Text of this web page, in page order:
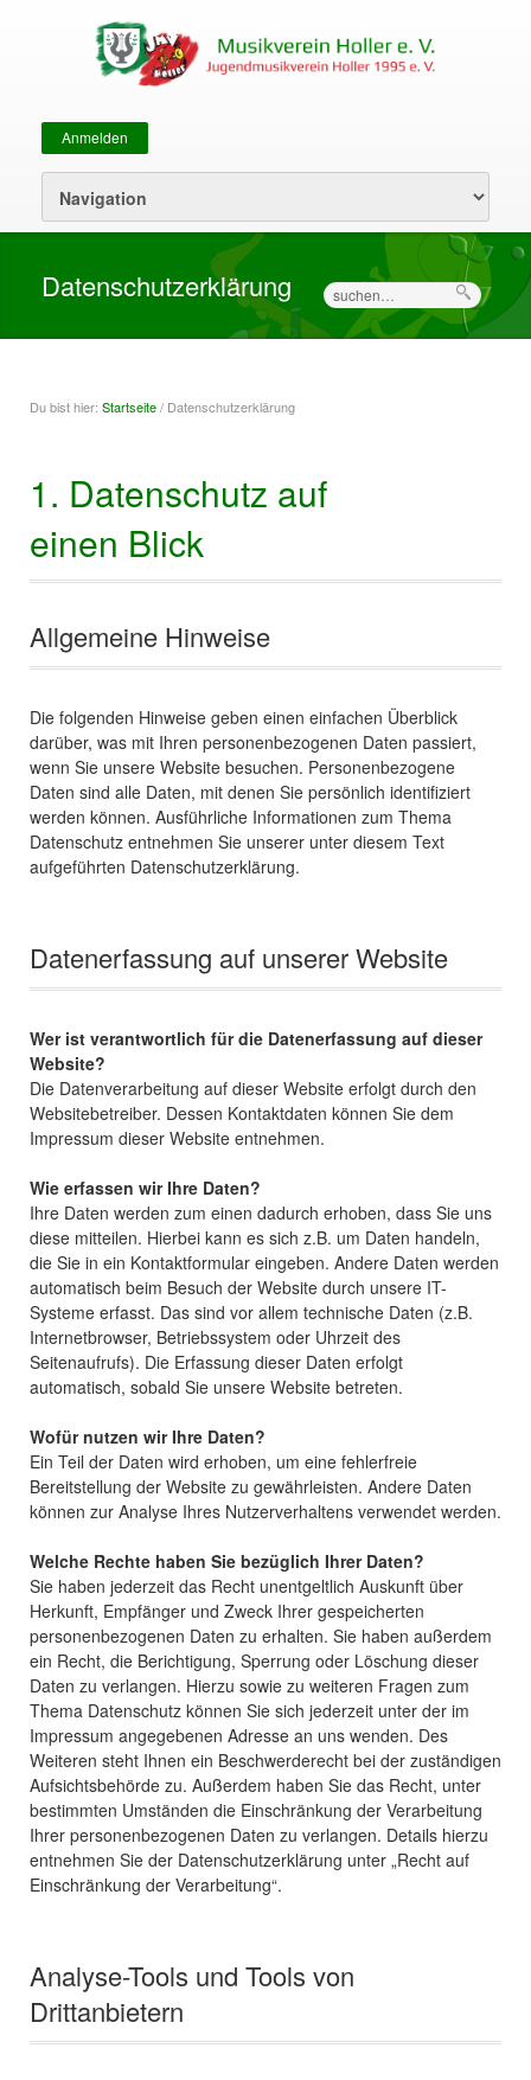
Sekundärmenü
Anmelden
Datenschutzerklärung Suche
Du bist hier: Startseite/ Datenschutzerklärung
1. Datenschutz auf
einen Blick
Allgemeine Hinweise
Die folgenden Hinweise geben einen einfachen Überblick
darüber, was mit Ihren personenbezogenen Daten passiert,
wenn Sie unsere Website besuchen. Personenbezogene
Daten sind alle Daten, mit denen Sie persönlich identifiziert
werden können. Ausführliche Informationen zum Thema
Datenschutz entnehmen Sie unserer unter diesem Text
aufgeführten Datenschutzerklärung.
Datenerfassung auf unserer Website
Wer ist verantwortlich für die Datenerfassung auf dieser
Website?
Die Datenverarbeitung auf dieser Website erfolgt durch den
Websitebetreiber. Dessen Kontaktdaten können Sie dem
Impressum dieser Website entnehmen.
Wie erfassen wir Ihre Daten?
Ihre Daten werden zum einen dadurch erhoben, dass Sie uns
diese mitteilen. Hierbei kann es sich z.B. um Daten handeln,
die Sie in ein Kontaktformular eingeben. Andere Daten werden
automatisch beim Besuch der Website durch unsere IT-
Systeme erfasst. Das sind vor allem technische Daten (z.B.
Internetbrowser, Betriebssystem oder Uhrzeit des
Seitenaufrufs). Die Erfassung dieser Daten erfolgt
automatisch, sobald Sie unsere Website betreten.
Wofür nutzen wir Ihre Daten?
Ein Teil der Daten wird erhoben, um eine fehlerfreie
Bereitstellung der Website zu gewährleisten. Andere Daten
können zur Analyse Ihres Nutzerverhaltens verwendet werden.
Welche Rechte haben Sie bezüglich Ihrer Daten?
Sie haben jederzeit das Recht unentgeltlich Auskunft über
Herkunft, Empfänger und Zweck Ihrer gespeicherten
personenbezogenen Daten zu erhalten. Sie haben außerdem
ein Recht, die Berichtigung, Sperrung oder Löschung dieser
Daten zu verlangen. Hierzu sowie zu weiteren Fragen zum
Thema Datenschutz können Sie sich jederzeit unter der im
Impressum angegebenen Adresse an uns wenden. Des
Weiteren steht Ihnen ein Beschwerderecht bei der zuständigen
Aufsichtsbehörde zu. Außerdem haben Sie das Recht, unter
bestimmten Umständen die Einschränkung der Verarbeitung
Ihrer personenbezogenen Daten zu verlangen. Details hierzu
entnehmen Sie der Datenschutzerklärung unter „Recht auf
Einschränkung der Verarbeitung“.
Analyse-Tools und Tools von
Drittanbietern